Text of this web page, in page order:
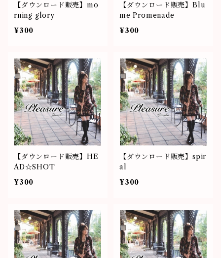
【ダウンロード販売】mo
rning glory
¥300
【ダウンロード販売】Blu
me Promenade
¥300
【ダウンロード販売】HE
AD☆SHOT
¥300
【ダウンロード販売】spir
al
¥300